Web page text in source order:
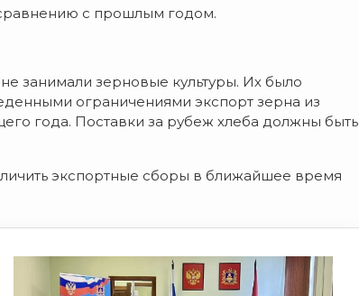
с прошлым годом.
занимали зерновые культуры. Их было
ограничениями экспорт зерна из
года. Поставки за рубеж хлеба должны быть
экспортные сборы в ближайшее время